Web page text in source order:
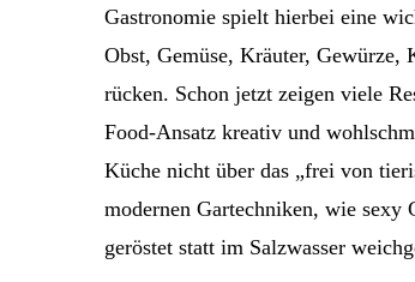
Gastronomie spielt hierbei eine
Obst, Gemüse, Kräuter, Gewürze,
rücken. Schon jetzt zeigen viele
Food-Ansatz kreativ und
Küche nicht über das „frei von
modernen Gartechniken, wie sexy
geröstet statt im Salzwasser